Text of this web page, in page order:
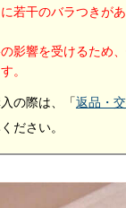
若干のバラつきが
影響を受けるため
。
の際は、「返品・
ださい。